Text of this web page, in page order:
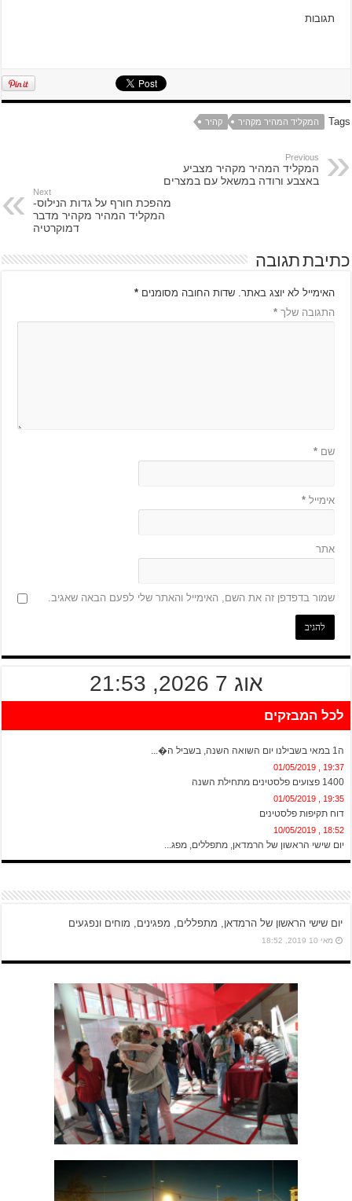
תגובות
Tags המקליד המהיר מקהיר קהיר
Previous
המקליד המהיר מקהיר מצביע
באצבע ורודה במשאל עם במצרים
Next
מהפכת חורף על גדות הנילוס-
המקליד המהיר מקהיר מדבר
דמוקרטיה
כתיבת תגובה
האימייל לא יוצג באתר. שדות החובה מסומנים*
התגובה שלך*
שם*
אימייל*
אתר
שמור בדפדפן זה את השם, האימייל והאתר שלי לפעם הבאה שאגיב.
אוג 7 2026, 21:53
לכל המבזקים
ה1 במאי בשבילנו יום השואה השנה, בשביל ה�...
19:37 , 01/05/2019
1400 פצועים פלסטינים מתחילת השנה
19:35 , 01/05/2019
דוח תקיפות פלסטינים
18:52 , 10/05/2019
יום שישי הראשון של הרמדאן, מתפללים, מפג...
יום שישי הראשון של הרמדאן, מתפללים, מפגינים, מוחים ונפגעים
מאי 10 2019, 18:52